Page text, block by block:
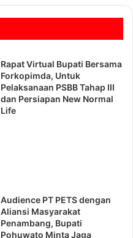
Rapat Virtual Bupati Bersama
Forkopimda, Untuk
Pelaksanaan PSBB Tahap III
dan Persiapan New Normal
Life
Audience PT PETS dengan
Aliansi Masyarakat
Penambang, Bupati
Pohuwato Minta Jaga